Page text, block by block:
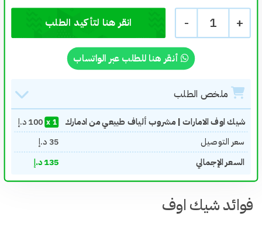
+
1
-
أنقر هنا للطلب عبر الواتساب
ملخص الطلب
شيك اوف الامارات | مشروب ألياف طبيعي من ادمارك 1
100د.إ
سعر التوصيل
35د.إ
السعر الإجمالي 135د.إ
فوائد شيك اوف